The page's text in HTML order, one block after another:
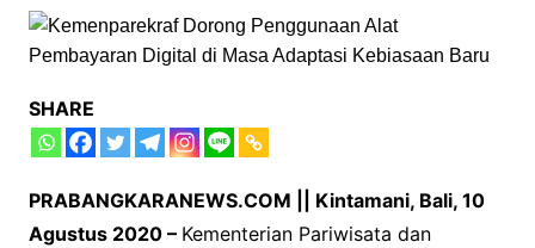
SHARE
PRABANGKARANEWS.COM || Kintamani, Bali, 10
Agustus 2020 – Kementerian Pariwisata dan